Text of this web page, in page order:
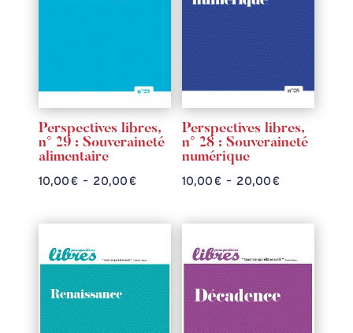
Perspectives libres,
n° 29 : Souveraineté
alimentaire
10,00€ – 20,00€Plage
prix :
à
20,00 €
Perspectives libres,
n° 28 : Souveraineté
numérique
10,00 € – 20,00 €Plage
prix :
à